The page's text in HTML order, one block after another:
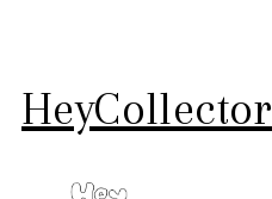
HeyCollector